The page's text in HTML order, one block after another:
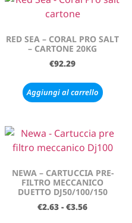
RED SEA – CORAL PRO SALT
– CARTONE 20KG
€92.29
Aggiungi al carrello
NEWA – CARTUCCIA PRE-
FILTRO MECCANICO
DUETTO DJ50/100/150
€2.63 - €3.56